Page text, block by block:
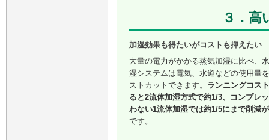
３．高
加湿効果も得たいがコストも抑えたい
大量の電力がかかる蒸気加湿に比べ、
湿システムは電気、水道などの使用量
ストカットできます。 ランニングコス
ると2流体加湿方式で約1/3、コンプレ
わない1流体加湿では約1/5にまで削減
です。